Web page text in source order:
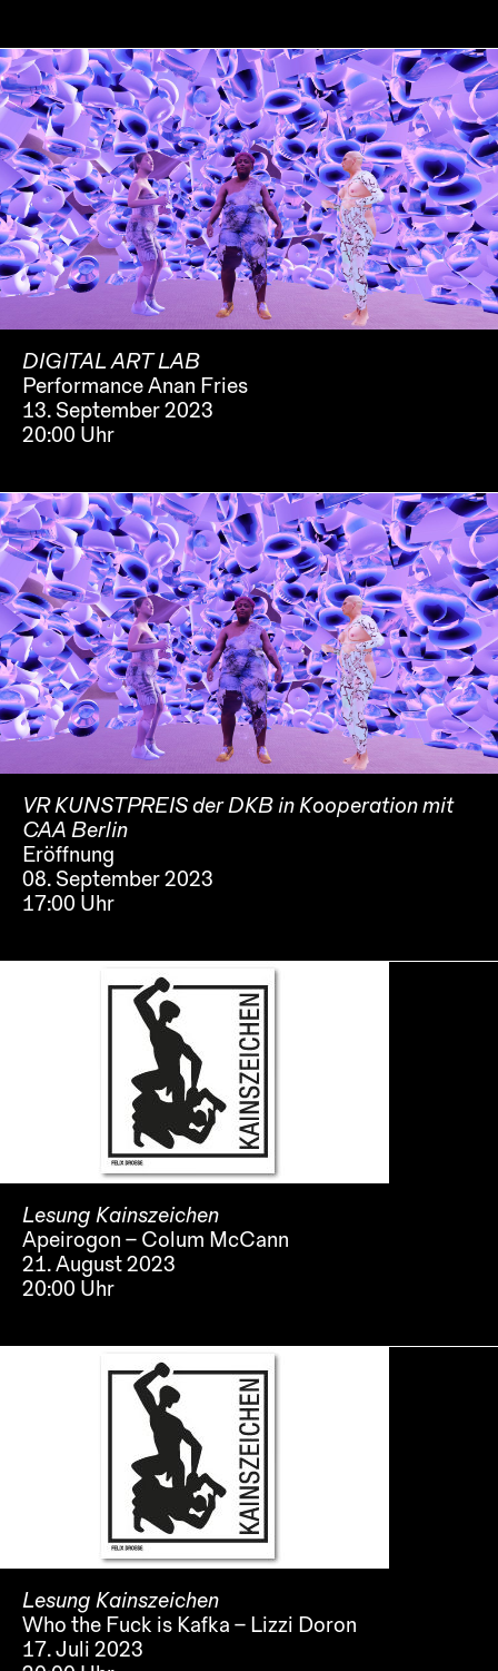
DIGITAL ART LAB
Performance Anan Fries
13. September 2023
20:00 Uhr
VR KUNSTPREIS der DKB in Kooperation mit
CAA Berlin
Eröffnung
08. September 2023
17:00 Uhr
Lesung Kainszeichen
Apeirogon – Colum McCann
21. August 2023
20:00 Uhr
Lesung Kainszeichen
Who the Fuck is Kafka – Lizzi Doron
17. Juli 2023